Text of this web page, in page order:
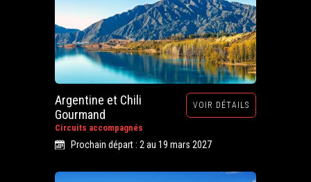
Argentine et Chili
Gourmand
Circuits accompagnés
VOIR DÉTAILS
Prochain départ : 2 au 19 mars 2027